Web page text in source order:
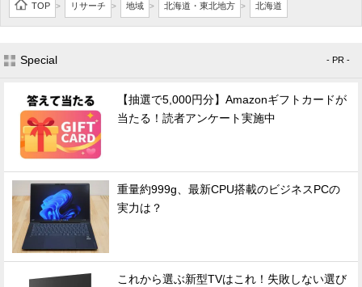
TOP > リサーチ > 地域 > 北海道・東北地方 > 北海道
Special - PR -
【抽選で5,000円分】Amazonギフトカードが
当たる！読者アンケート実施中
重量約999g、最新CPU搭載のビジネスPCの
実力は？
これから選ぶ新型TVはこれ！失敗しない選び